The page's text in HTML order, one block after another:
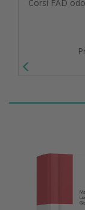
Corsi FAD